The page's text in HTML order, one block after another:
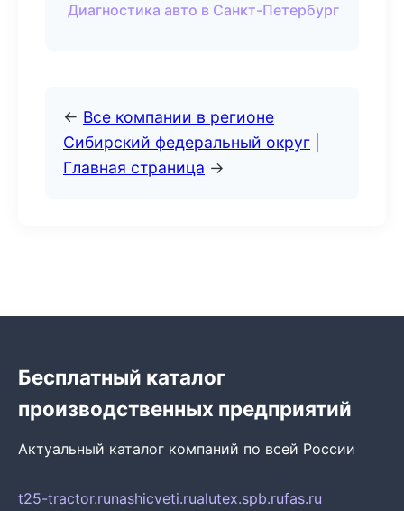
Диагностика авто в Санкт-Петербург
← Все компании в регионе
Сибирский федеральный округ
Главная страница →
Бесплатный каталог
производственных предприятий
Актуальный каталог компаний по всей России
t25-tractor.runashicveti.rualutex.spb.rufas.ru